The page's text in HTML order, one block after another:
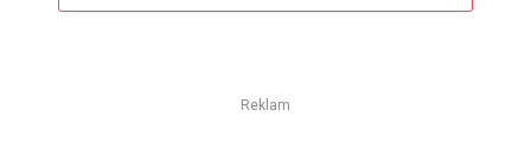
Reklam